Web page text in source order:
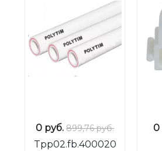
0 руб. 899,76 руб.
Tpp02.fb.400020
0